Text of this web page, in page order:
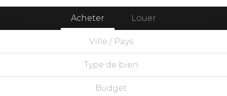
Acheter Louer
Ville / Pays
Type de bien
Budget